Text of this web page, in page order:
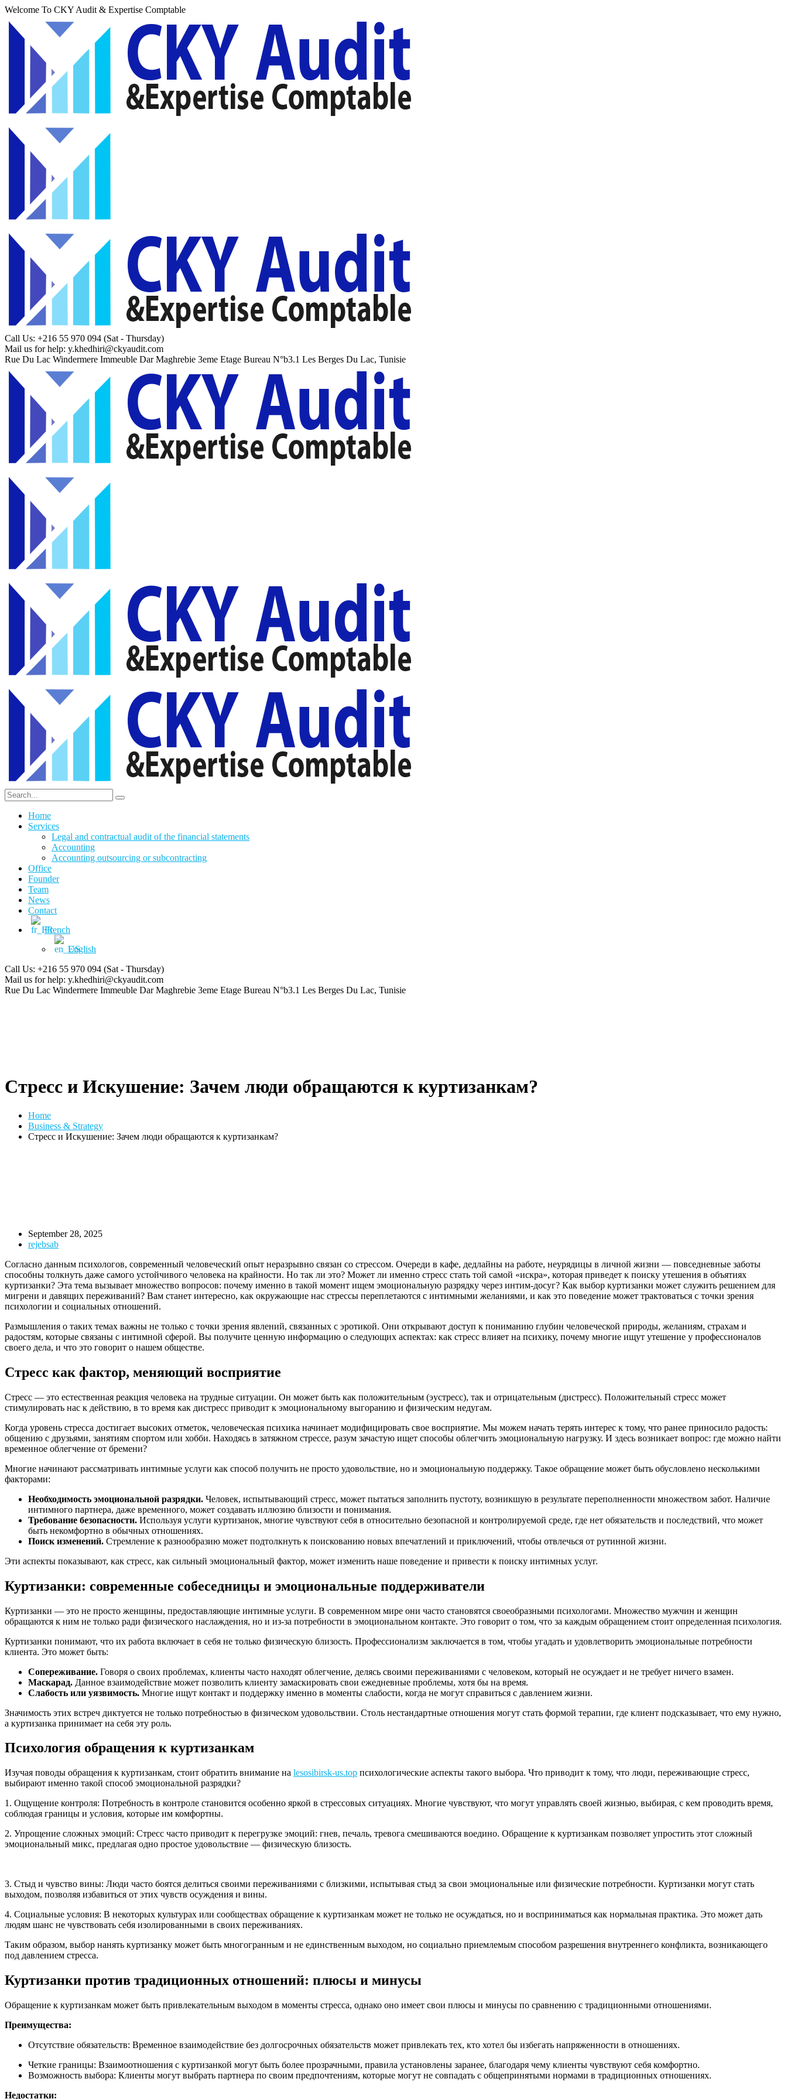
Welcome To CKY Audit & Expertise Comptable
Call Us: +216 55 970 094 (Sat - Thursday)
Mail us for help: y.khedhiri@ckyaudit.com
Rue Du Lac Windermere Immeuble Dar Maghrebie 3eme Etage Bureau N°b3.1 Les Berges Du Lac, Tunisie
Home
Services
Legal and contractual audit of the financial statements
Accounting
Accounting outsourcing or subcontracting
Office
Founder
Team
News
Contact
French
English
Call Us: +216 55 970 094 (Sat - Thursday)
Mail us for help: y.khedhiri@ckyaudit.com
Rue Du Lac Windermere Immeuble Dar Maghrebie 3eme Etage Bureau N°b3.1 Les Berges Du Lac, Tunisie
Стресс и Искушение: Зачем люди обращаются к куртизанкам?
Home
Business & Strategy
Стресс и Искушение: Зачем люди обращаются к куртизанкам?
September 28, 2025
rejebsab
Согласно данным психологов, современный человеческий опыт неразрывно связан со стрессом. Очереди в кафе, дедлайны на работе, неурядицы в личной жизни — повседневные заботы
способны толкнуть даже самого устойчивого человека на крайности. Но так ли это? Может ли именно стресс стать той самой «искра», которая приведет к поиску утешения в объятиях
куртизанки? Эта тема вызывает множество вопросов: почему именно в такой момент ищем эмоциональную разрядку через интим-досуг? Как выбор куртизанки может служить решением для
мигрени и давящих переживаний? Вам станет интересно, как окружающие нас стрессы переплетаются с интимными желаниями, и как это поведение может трактоваться с точки зрения
психологии и социальных отношений.
Размышления о таких темах важны не только с точки зрения явлений, связанных с эротикой. Они открывают доступ к пониманию глубин человеческой природы, желаниям, страхам и
радостям, которые связаны с интимной сферой. Вы получите ценную информацию о следующих аспектах: как стресс влияет на психику, почему многие ищут утешение у профессионалов
своего дела, и что это говорит о нашем обществе.
Стресс как фактор, меняющий восприятие
Стресс — это естественная реакция человека на трудные ситуации. Он может быть как положительным (эустресс), так и отрицательным (дистресс). Положительный стресс может
стимулировать нас к действию, в то время как дистресс приводит к эмоциональному выгоранию и физическим недугам.
Когда уровень стресса достигает высоких отметок, человеческая психика начинает модифицировать свое восприятие. Мы можем начать терять интерес к тому, что ранее приносило радость:
общению с друзьями, занятиям спортом или хобби. Находясь в затяжном стрессе, разум зачастую ищет способы облегчить эмоциональную нагрузку. И здесь возникает вопрос: где можно найти
временное облегчение от бремени?
Многие начинают рассматривать интимные услуги как способ получить не просто удовольствие, но и эмоциональную поддержку. Такое обращение может быть обусловлено несколькими
факторами:
Необходимость эмоциональной разрядки. Человек, испытывающий стресс, может пытаться заполнить пустоту, возникшую в результате переполненности множеством забот. Наличие
интимного партнера, даже временного, может создавать иллюзию близости и понимания.
Требование безопасности. Используя услуги куртизанок, многие чувствуют себя в относительно безопасной и контролируемой среде, где нет обязательств и последствий, что может
быть некомфортно в обычных отношениях.
Поиск изменений. Стремление к разнообразию может подтолкнуть к поискованию новых впечатлений и приключений, чтобы отвлечься от рутинной жизни.
Эти аспекты показывают, как стресс, как сильный эмоциональный фактор, может изменить наше поведение и привести к поиску интимных услуг.
Куртизанки: современные собеседницы и эмоциональные поддерживатели
Куртизанки — это не просто женщины, предоставляющие интимные услуги. В современном мире они часто становятся своеобразными психологами. Множество мужчин и женщин
обращаются к ним не только ради физического наслаждения, но и из-за потребности в эмоциональном контакте. Это говорит о том, что за каждым обращением стоит определенная психология.
Куртизанки понимают, что их работа включает в себя не только физическую близость. Профессионализм заключается в том, чтобы угадать и удовлетворить эмоциональные потребности
клиента. Это может быть:
Сопереживание. Говоря о своих проблемах, клиенты часто находят облегчение, делясь своими переживаниями с человеком, который не осуждает и не требует ничего взамен.
Маскарад. Данное взаимодействие может позволить клиенту замаскировать свои ежедневные проблемы, хотя бы на время.
Слабость или уязвимость. Многие ищут контакт и поддержку именно в моменты слабости, когда не могут справиться с давлением жизни.
Значимость этих встреч диктуется не только потребностью в физическом удовольствии. Столь нестандартные отношения могут стать формой терапии, где клиент подсказывает, что ему нужно,
а куртизанка принимает на себя эту роль.
Психология обращения к куртизанкам
Изучая поводы обращения к куртизанкам, стоит обратить внимание на lesosibirsk-us.top психологические аспекты такого выбора. Что приводит к тому, что люди, переживающие стресс,
выбирают именно такой способ эмоциональной разрядки?
1. Ощущение контроля: Потребность в контроле становится особенно яркой в стрессовых ситуациях. Многие чувствуют, что могут управлять своей жизнью, выбирая, с кем проводить время,
соблюдая границы и условия, которые им комфортны.
2. Упрощение сложных эмоций: Стресс часто приводит к перегрузке эмоций: гнев, печаль, тревога смешиваются воедино. Обращение к куртизанкам позволяет упростить этот сложный
эмоциональный микс, предлагая одно простое удовольствие — физическую близость.
3. Стыд и чувство вины: Люди часто боятся делиться своими переживаниями с близкими, испытывая стыд за свои эмоциональные или физические потребности. Куртизанки могут стать
выходом, позволяя избавиться от этих чувств осуждения и вины.
4. Социальные условия: В некоторых культурах или сообществах обращение к куртизанкам может не только не осуждаться, но и восприниматься как нормальная практика. Это может дать
людям шанс не чувствовать себя изолированными в своих переживаниях.
Таким образом, выбор нанять куртизанку может быть многогранным и не единственным выходом, но социально приемлемым способом разрешения внутреннего конфликта, возникающего
под давлением стресса.
Куртизанки против традиционных отношений: плюсы и минусы
Обращение к куртизанкам может быть привлекательным выходом в моменты стресса, однако оно имеет свои плюсы и минусы по сравнению с традиционными отношениями.
Преимущества:
Отсутствие обязательств: Временное взаимодействие без долгосрочных обязательств может привлекать тех, кто хотел бы избегать напряженности в отношениях.
Четкие границы: Взаимоотношения с куртизанкой могут быть более прозрачными, правила установлены заранее, благодаря чему клиенты чувствуют себя комфортно.
Возможность выбора: Клиенты могут выбрать партнера по своим предпочтениям, которые могут не совпадать с общепринятыми нормами в традиционных отношениях.
Недостатки: